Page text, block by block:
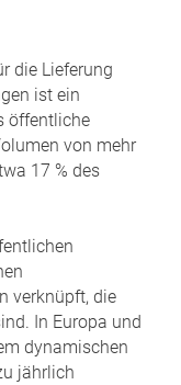
die Lieferung
ist ein
öffentliche
von mehr
17 % des
verknüpft, die
In Europa und
dynamischen
jährlich